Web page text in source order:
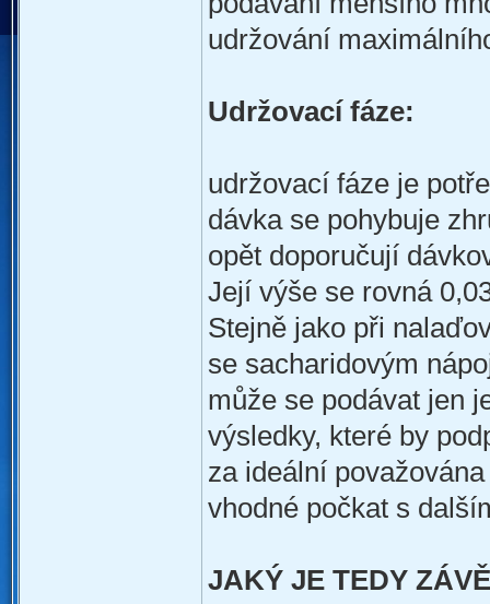
udržování
Udržovací fáze:
udržovací fáze je
dávka se pohybuje
opět doporučují
Její výše se rovná
Stejně jako při
se sacharidovým
může se podávat jen
výsledky, které by
za ideální
vhodné počkat s
JAKÝ JE TEDY